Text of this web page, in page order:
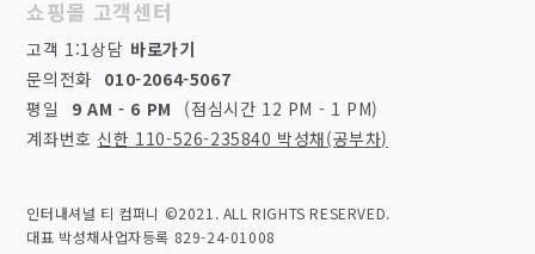
쇼핑몰 고객센터
고객 1:1상담 바로가기
문의전화 010-2064-5067
평일
9 AM - 6 PM
(점심시간 12 PM - 1 PM)
계좌번호 신한 110-526-235840 박성채(공부차)
인터내셔널 티 컴퍼니 ©2021. ALL RIGHTS RESERVED.
대표 박성채사업자등록 829-24-01008